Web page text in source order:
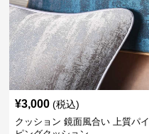
¥3,000 (税込)
クッション 鏡面風合い 上質パイ